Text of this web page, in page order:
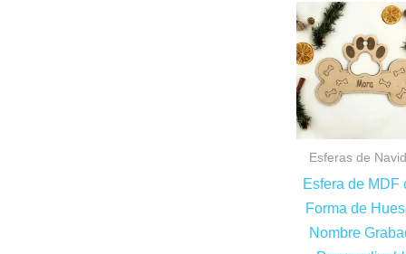
Esferas de
Esfera de MDF
Forma de
Nombre